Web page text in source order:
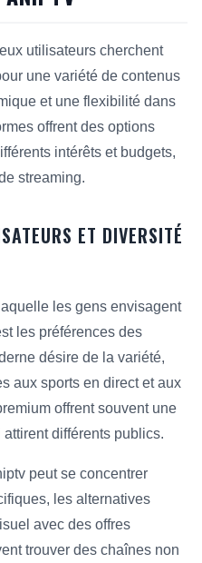
utilisateurs cherchent
une variété de contenus
et une flexibilité dans
offrent des options
intérêts et budgets,
streaming.
ET DIVERSITÉ
les gens envisagent
les préférences des
désire de la variété,
aux sports en direct et aux
offrent souvent une
différents publics.
peut se concentrer
les alternatives
avec des offres
trouver des chaînes non